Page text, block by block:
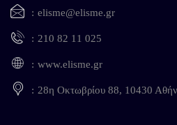
elisme@elisme.gr
210 82 11 025
www.elisme.gr
28η Οκτωβρίου 88, 10430